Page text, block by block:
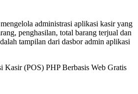
administrasi aplikasi kasir yang
penghasilan, total barang terjual dan
tampilan dari dasbor admin aplikasi